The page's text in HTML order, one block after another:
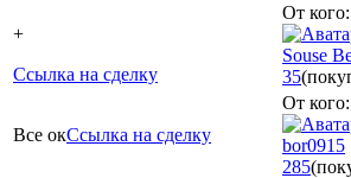
+
Ссылка на сделку
От кого:
Souse
35
Все окСсылка на сделку
От кого:
bor0915
285